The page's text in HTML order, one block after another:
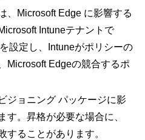
、Microsoft Edge に影響する
Intuneテナントで
設定し、Intuneがポリシーの
Microsoft Edgeの競合するポ
ジョニング パッケージに影
す。昇格が必要な場合に、
することがあります。